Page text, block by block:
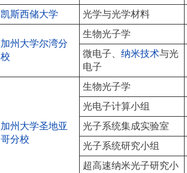
凯斯西储大学 光学与光学材料
加州大学尔湾分
校
生物光子学
微电子、纳米技术与光
电子
加州大学圣地亚
哥分校
生物光子学
光电子计算小组
光子系统集成实验室
光子系统研究小组
超高速纳米光子研究小